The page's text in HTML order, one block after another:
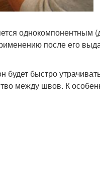
однокомпонентным
после его
будет быстро
между швов. К